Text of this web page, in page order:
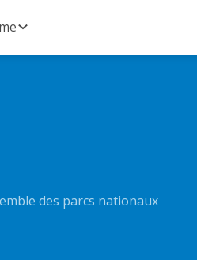
des parcs nationaux